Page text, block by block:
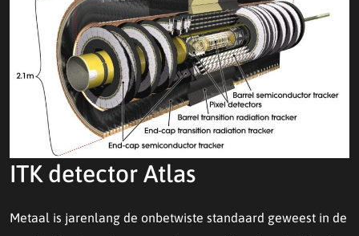
ITK detector Atlas
Metaal is jarenlang de onbetwiste standaard geweest in de